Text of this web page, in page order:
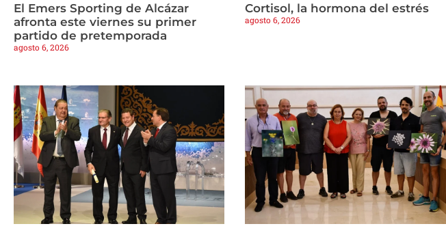
El Emers Sporting de Alcázar
afronta este viernes su primer
partido de pretemporada
agosto 6, 2026
Cortisol, la hormona del estrés
agosto 6, 2026